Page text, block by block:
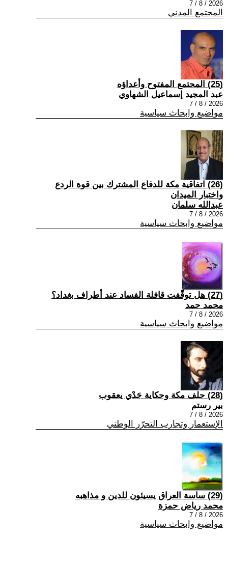
2026 / 8 / 7
المجتمع المدني
(25) المجتمع المفتوح وأعداؤه
عبد المجيد إسماعيل الشهاوي
2026 / 8 / 7
مواضيع وابحاث سياسية
(26) اتفاقية مكة للدفاع المشترك بين قوة الردع
واختبار الميدان
عبدالله سلمان
2026 / 8 / 7
مواضيع وابحاث سياسية
(27) هل توقّفت قافلة الفساد عند أطراف بغداد؟
محمد حمد
2026 / 8 / 7
مواضيع وابحاث سياسية
(28) حلف مكة وحكاية جَدْي يعقوب
بير رستم
2026 / 8 / 7
الإستعمار وتجارب التحرّر الوطني
(29) ساسة العراق يسيئون للدين و مذاهبه
محمد رياض حمزة
2026 / 8 / 7
مواضيع وابحاث سياسية